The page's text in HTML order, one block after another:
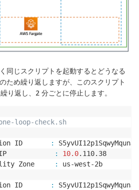
同じスクリプトを起動するとどうなる
ため繰り返しますが、このスクリプト
り返し、2 分ごとに停止します。
loop-check.sh
ID
:
IP
: 10.0.110.38
Zone
:
us-west-2b
ID
: